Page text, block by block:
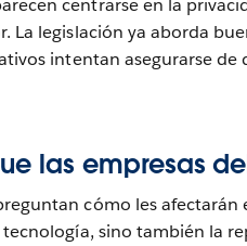
La legislación ya aborda
intentan asegurarse
las empresas
cómo les
tecnología, sino también la